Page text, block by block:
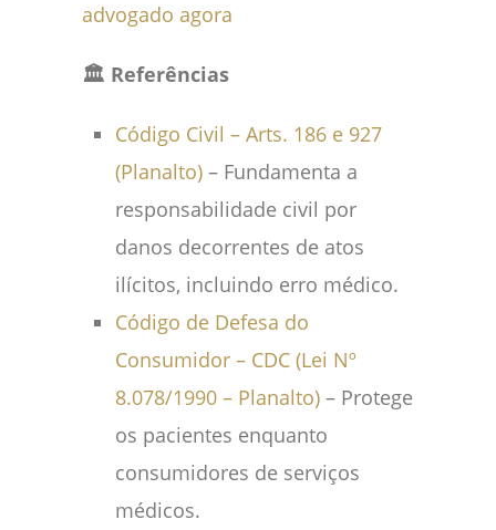
advogado agora
🏛️ Referências
Código Civil – Arts. 186 e 927
(Planalto) – Fundamenta a
responsabilidade civil por
danos decorrentes de atos
ilícitos, incluindo erro médico.
Código de Defesa do
Consumidor – CDC (Lei Nº
8.078/1990 – Planalto) – Protege
os pacientes enquanto
consumidores de serviços
médicos.